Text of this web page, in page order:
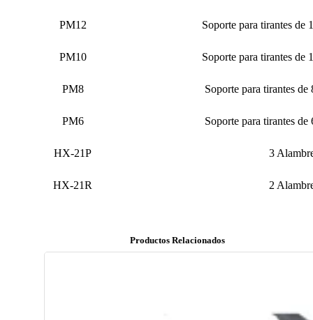
PM12 Soporte para tirantes
PM10 Soporte para tirantes
PM8 Soporte para tirantes
PM6 Soporte para tirantes
HX-21P 3
HX-21R 2
Productos Relacionados